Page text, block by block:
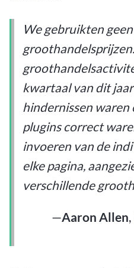
We gebruikten
kwartaal van dit
hindernissen
plugins correct
invoeren van de
elke pagina,
verschillende
—Aaron Allen,